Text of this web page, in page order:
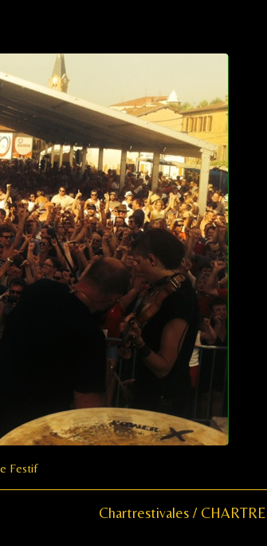
Festif
Next
Chartrestivales /